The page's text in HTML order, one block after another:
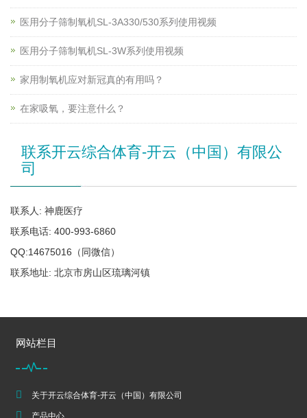
医用分子筛制氧机SL-3A330/530系列使用视频
医用分子筛制氧机SL-3W系列使用视频
家用制氧机应对新冠真的有用吗？
在家吸氧，要注意什么？
联系开云综合体育-开云（中国）有限公
司
联系人: 神鹿医疗
联系电话: 400-993-6860
QQ:14675016（同微信）
联系地址: 北京市房山区琉璃河镇
网站栏目
关于开云综合体育-开云（中国）有限公司